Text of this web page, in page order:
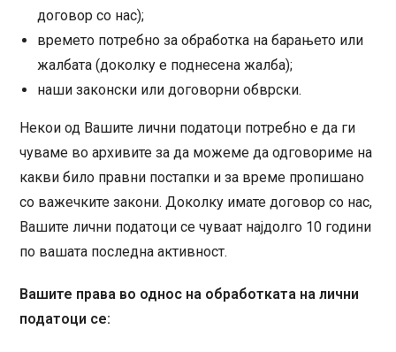
договор со нас);
времето потребно за обработка на барањето или
жалбата (доколку е поднесена жалба);
наши законски или договорни обврски.
Некои од Вашите лични податоци потребно е да ги
чуваме во архивите за да можеме да одговориме на
какви било правни постапки и за време пропишано
со важечките закони. Доколку имате договор со нас,
Вашите лични податоци се чуваат најдолго 10 години
по вашата последна активност.
Вашите права во однос на обработката на лични
податоци се: